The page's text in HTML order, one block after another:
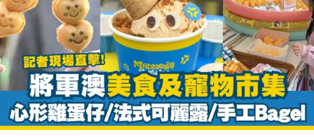
将军澳PopWalk美食市集懒人包！记者现场